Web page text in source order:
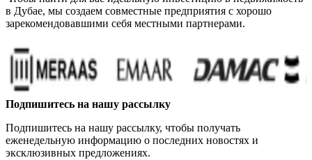
в Дубае, мы создаем совместные предприятия с хорошо
зарекомендовавшими себя местными партнерами.
Подпишитесь на нашу рассылку
Подпишитесь на нашу рассылку, чтобы получать
еженедельную информацию о последних новостях и
эксклюзивных предложениях.